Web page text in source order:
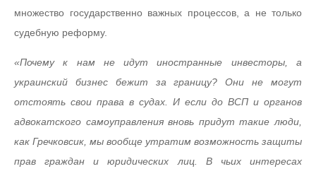
множество государственно важных процессов, а не только
судебную реформу.
«Почему к нам не идут иностранные инвесторы, а
украинский бизнес бежит за границу? Они не могут
отстоять свои права в судах. И если до ВСП и органов
адвокатского самоуправления вновь придут такие люди,
как Гречковсик, мы вообще утратим возможность защиты
прав граждан и юридических лиц. В чьих интересах